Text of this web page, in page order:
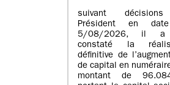
suivant
Président en
5/08/2026, il a
constaté la
définitive de
de capital en
montant de